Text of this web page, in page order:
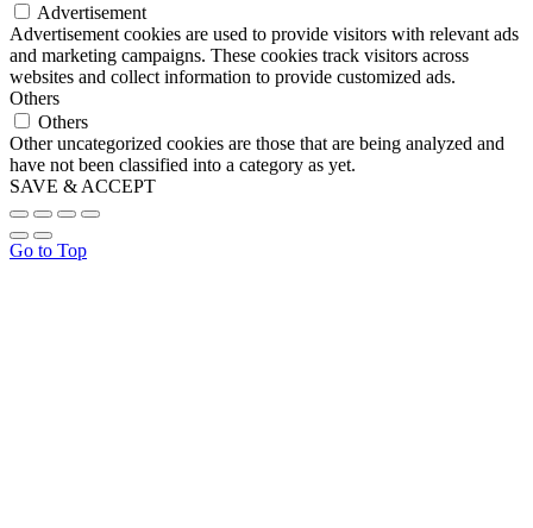
Advertisement
Advertisement cookies are used to provide visitors with relevant ads
and marketing campaigns. These cookies track visitors across
websites and collect information to provide customized ads.
Others
Others
Other uncategorized cookies are those that are being analyzed and
have not been classified into a category as yet.
SAVE & ACCEPT
Go to Top